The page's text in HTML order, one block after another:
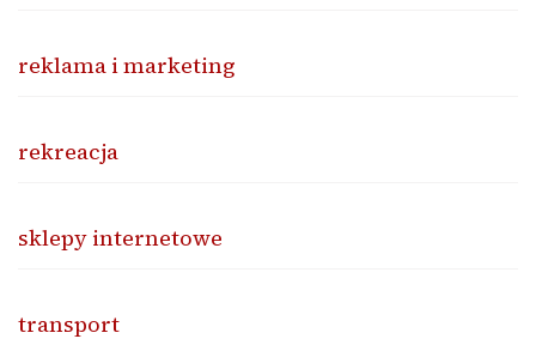
reklama i marketing
rekreacja
sklepy internetowe
transport